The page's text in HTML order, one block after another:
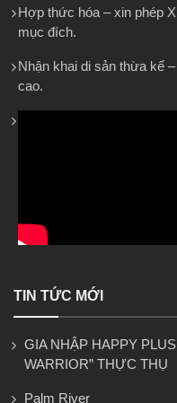
Hợp thức hóa – xin phép
mục đích.
Nhận khai di sản thừa kế
cao.
TIN TỨC MỚI
GIA NHẬP HAPPY
WARRIOR” THỰC THỤ
Palm River